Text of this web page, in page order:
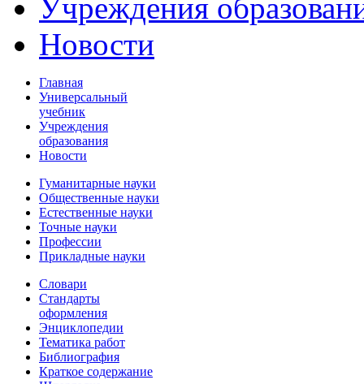
Учреждения
Новости
Главная
Универсальный
учебник
Учреждения
образования
Новости
Гуманитарные науки
Общественные науки
Естественные науки
Точные науки
Профессии
Прикладные науки
Словари
Стандарты
оформления
Энциклопедии
Тематика работ
Библиография
Краткое содержание